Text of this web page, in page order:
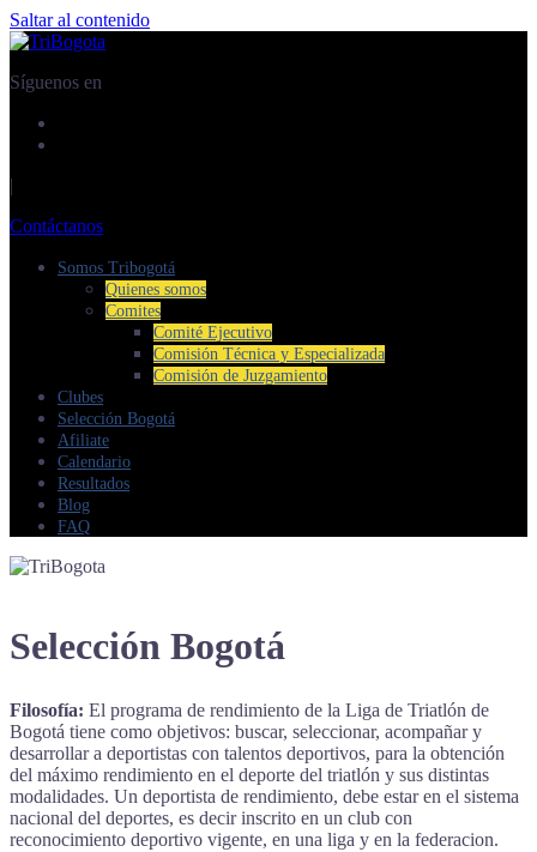
Saltar al contenido
Síguenos en
|
Contáctanos
Somos Tribogotá
Quienes somos
Comites
Comité Ejecutivo
Comisión Técnica y Especializada
Comisión de Juzgamiento
Clubes
Selección Bogotá
Afiliate
Calendario
Resultados
Blog
FAQ
Selección Bogotá
Filosofía: El programa de rendimiento de la Liga de Triatlón de
Bogotá tiene como objetivos: buscar, seleccionar, acompañar y
desarrollar a deportistas con talentos deportivos, para la obtención
del máximo rendimiento en el deporte del triatlón y sus distintas
modalidades. Un deportista de rendimiento, debe estar en el sistema
nacional del deportes, es decir inscrito en un club con
reconocimiento deportivo vigente, en una liga y en la federacion.